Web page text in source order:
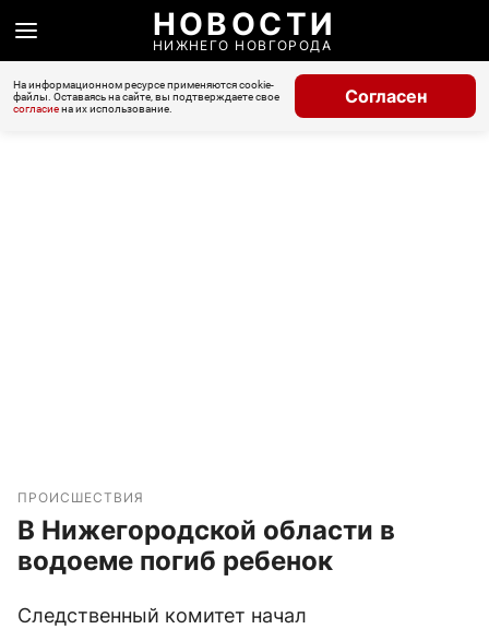
НОВОСТИ
НИЖНЕГО НОВГОРОДА
На информационном ресурсе применяются cookie-
файлы. Оставаясь на сайте, вы подтверждаете свое
согласиена их использование.
Согласен
ПРОИСШЕСТВИЯ
В Нижегородской области в
водоеме погиб ребенок
Следственный комитет начал